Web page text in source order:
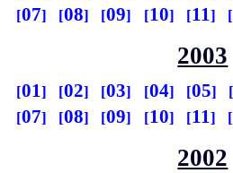
07
08 09 10 11
2003
01 02 03 04 05
07
08 09 10 11
2002